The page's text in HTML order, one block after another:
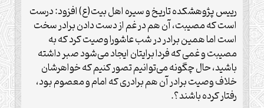
رییس پژوهشکده تاریخ و سیره اهل بیت(ع) افزود: درست
است که مصیبت، آن هم در غم از دست دادن برادر سخت
است اما همین برادر در شب عاشورا وصیت کرد که به
مصیبت و غمی که فردا برایتان ایجاد می‌شود صبر داشته
باشید، حال چگونه می‌توانیم تصور کنیم که خواهرشان
خلاف وصیت برادر آن هم برادری که امام و معصوم بود،
رفتار کرده باشند؟.